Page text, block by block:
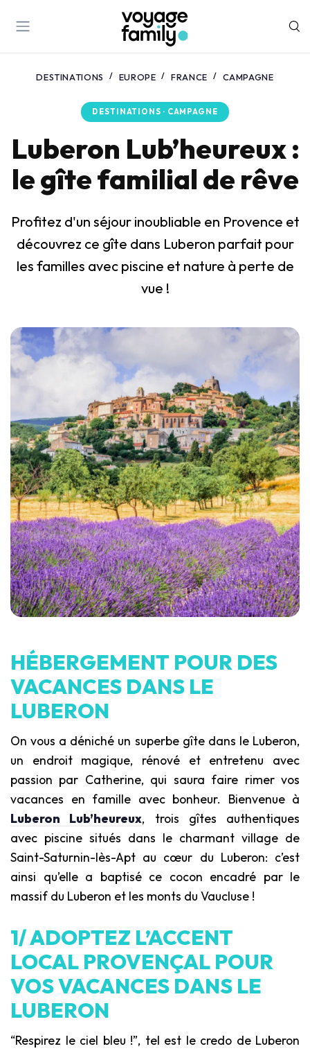
DESTINATIONS EUROPE FRANCE CAMPAGNE
DESTINATIONS · CAMPAGNE
Luberon Lub’heureux :
le gîte familial de rêve
Profitez d'un séjour inoubliable en Provence et
découvrez ce gîte dans Luberon parfait pour
les familles avec piscine et nature à perte de
vue !
HÉBERGEMENT POUR DES
VACANCES DANS LE
LUBERON
On vous a déniché un superbe gîte dans le Luberon,
un endroit magique, rénové et entretenu avec
passion par Catherine, qui saura faire rimer vos
vacances en famille avec bonheur. Bienvenue à
Luberon Lub’heureux, trois gîtes authentiques
avec piscine situés dans le charmant village de
Saint-Saturnin-lès-Apt au cœur du Luberon: c’est
ainsi qu’elle a baptisé ce cocon encadré par le
massif du Luberon et les monts du Vaucluse !
1/ ADOPTEZ L’ACCENT
LOCAL PROVENÇAL POUR
VOS VACANCES DANS LE
LUBERON
“Respirez le ciel bleu !”, tel est le credo de Luberon